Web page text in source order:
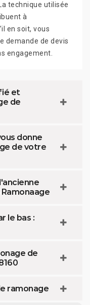
technique utilisée
à
en soit, vous
demande de devis
engagement.
et
de
donne
de votre
Ramonaage
le bas :
de
ramonage